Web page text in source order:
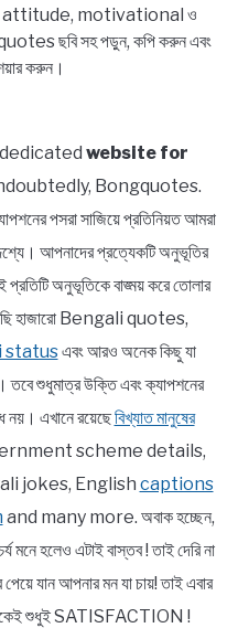
attitude, motivational ও
ছবি সহ পড়ুন, কপি করুন এবং
করুন।
website for
Bongquotes.
পসরা সাজিয়ে প্রতিনিয়ত আমরা
আপনাদের প্রত্যেকটি অনুভূতির
অনুভূতিকে বাঙ্ময় করে তোলার
হাজারো Bengali quotes,
statusএবং আরও অনেক কিছু যা
তবে শুধুমাত্র উক্তি এবং ক্যাপশনের
নয়। এখানে রয়েছেবিখ্যাত মানুষের
scheme details,
jokes, English captions
and many more. অবাক হচ্ছেন,
হলেও এটাই বাস্তব ! তাই দেরি না
যান আপনার মন যা চায়! তাই এবার
শুধুই SATISFACTION !